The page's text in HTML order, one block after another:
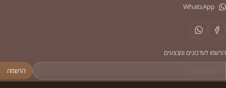
הרשמו לעדכונים ומבצעים
הרשמה